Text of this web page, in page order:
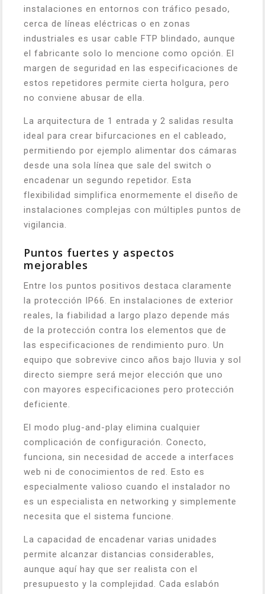
instalaciones en entornos con tráfico pesado,
cerca de líneas eléctricas o en zonas
industriales es usar cable FTP blindado, aunque
el fabricante solo lo mencione como opción. El
margen de seguridad en las especificaciones de
estos repetidores permite cierta holgura, pero
no conviene abusar de ella.
La arquitectura de 1 entrada y 2 salidas resulta
ideal para crear bifurcaciones en el cableado,
permitiendo por ejemplo alimentar dos cámaras
desde una sola línea que sale del switch o
encadenar un segundo repetidor. Esta
flexibilidad simplifica enormemente el diseño de
instalaciones complejas con múltiples puntos de
vigilancia.
Puntos fuertes y aspectos
mejorables
Entre los puntos positivos destaca claramente
la protección IP66. En instalaciones de exterior
reales, la fiabilidad a largo plazo depende más
de la protección contra los elementos que de
las especificaciones de rendimiento puro. Un
equipo que sobrevive cinco años bajo lluvia y sol
directo siempre será mejor elección que uno
con mayores especificaciones pero protección
deficiente.
El modo plug-and-play elimina cualquier
complicación de configuración. Conecto,
funciona, sin necesidad de accede a interfaces
web ni de conocimientos de red. Esto es
especialmente valioso cuando el instalador no
es un especialista en networking y simplemente
necesita que el sistema funcione.
La capacidad de encadenar varias unidades
permite alcanzar distancias considerables,
aunque aquí hay que ser realista con el
presupuesto y la complejidad. Cada eslabón